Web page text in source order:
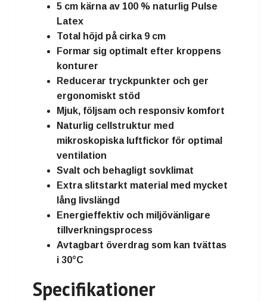
5 cm kärna av 100 % naturlig Pulse
Latex
Total höjd på cirka 9 cm
Formar sig optimalt efter kroppens
konturer
Reducerar tryckpunkter och ger
ergonomiskt stöd
Mjuk, följsam och responsiv komfort
Naturlig cellstruktur med
mikroskopiska luftfickor för optimal
ventilation
Svalt och behagligt sovklimat
Extra slitstarkt material med mycket
lång livslängd
Energieffektiv och miljövänligare
tillverkningsprocess
Avtagbart överdrag som kan tvättas
i 30°C
Specifikationer